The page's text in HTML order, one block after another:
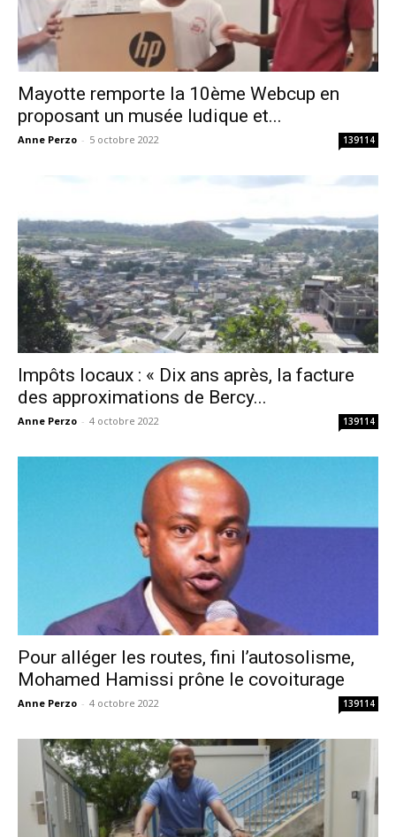
Mayotte remporte la 10ème Webcup en
proposant un musée ludique et...
Anne Perzo - 5 octobre 2022 139114
Impôts locaux : « Dix ans après, la facture
des approximations de Bercy...
Anne Perzo - 4 octobre 2022 139114
Pour alléger les routes, fini l’autosolisme,
Mohamed Hamissi prône le covoiturage
Anne Perzo - 4 octobre 2022 139114